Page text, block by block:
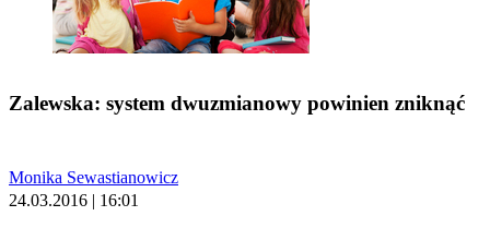
Zalewska: system dwuzmianowy powinien zniknąć
Monika Sewastianowicz
24.03.2016 | 16:01